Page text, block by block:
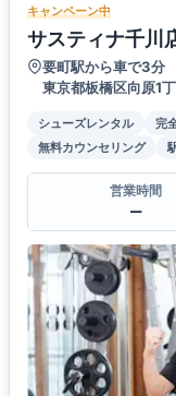
キャンペーン中
サスティナ千川
要町駅から車で3分
東京都板橋区向原1
シューズレンタル 完
無料カウンセリング
営業時間
ー